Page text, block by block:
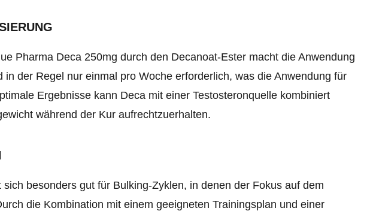
Pharma Deca 250mg durch den Decanoat-Ester macht die Anwendung
in der Regel nur einmal pro Woche erforderlich, was die Anwendung für
Ergebnisse kann Deca mit einer Testosteronquelle kombiniert
während der Kur aufrechtzuerhalten.
besonders gut für Bulking-Zyklen, in denen der Fokus auf dem
die Kombination mit einem geeigneten Trainingsplan und einer